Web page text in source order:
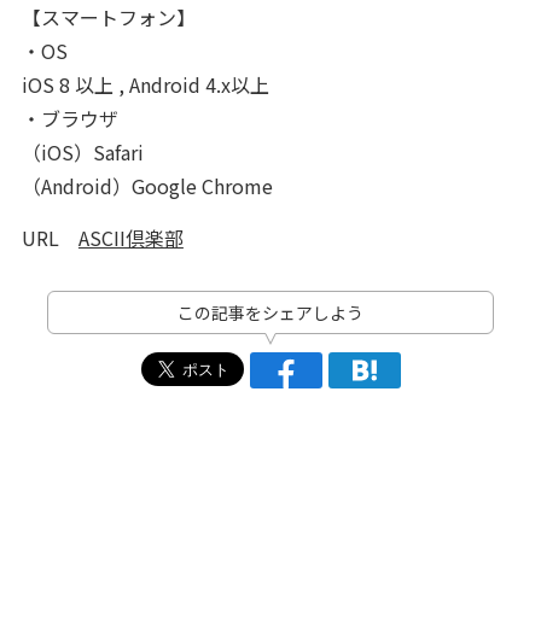
【スマートフォン】
・OS
iOS 8 以上 , Android 4.x以上
・ブラウザ
（iOS）Safari
（Android）Google Chrome
URL ASCII倶楽部
この記事をシェアしよう